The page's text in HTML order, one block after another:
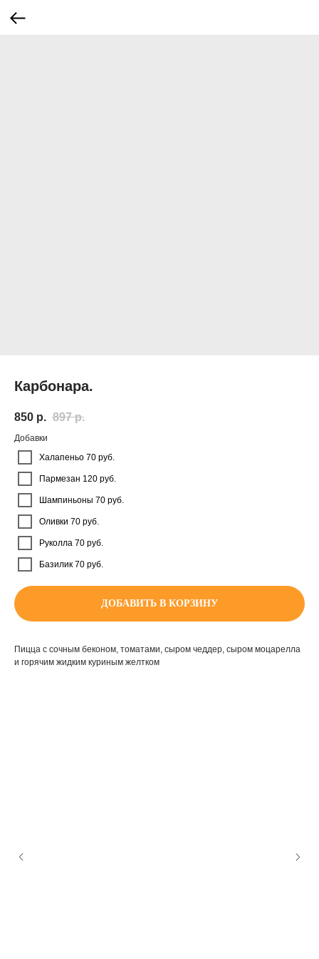
Карбонара.
850 р. 897 р.
Добавки
Халапеньо 70 руб.
Пармезан 120 руб.
Шампиньоны 70 руб.
Оливки 70 руб.
Руколла 70 руб.
Базилик 70 руб.
ДОБАВИТЬ В КОРЗИНУ
Пицца с сочным беконом, томатами, сыром чеддер, сыром моцарелла
и горячим жидким куриным желтком